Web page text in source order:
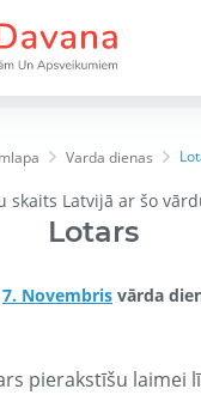
Varda dienas
skaits Latvijā ar šo
Lotars
7. Novembris vārda
pierakstīšu laimei